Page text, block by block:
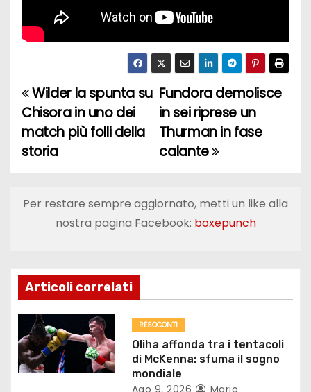
N
a
v
g
z
i
o
n
Fundora demolisce
in sei riprese un
Thurman in fase
calante
Wilder la spunta su
Chisora in uno dei
match più folli della
storia
Per restare sempre aggiornato, metti un like alla
nostra pagina Facebook: boxepunch
Articoli correlati
RESOCONTI
Oliha affonda tra i tentacoli
di McKenna: sfuma il sogno
mondiale